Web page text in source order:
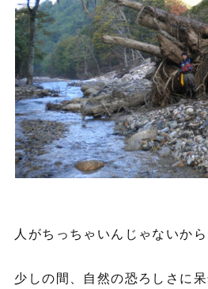
人がちっちゃいんじゃないから
少しの間、自然の恐ろしさに